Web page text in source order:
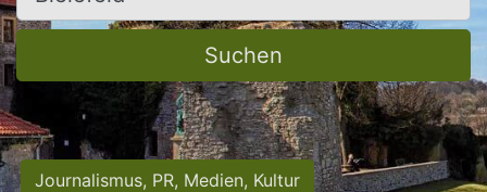
Suchen
Journalismus, PR, Medien, Kultur